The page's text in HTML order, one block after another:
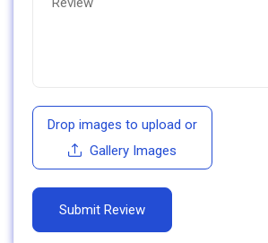
Drop images to upload or
Gallery Images